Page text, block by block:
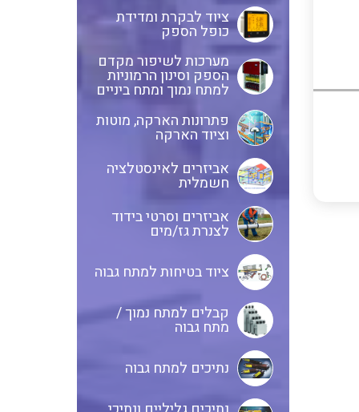
איסוף נתונים על צריכת החשמל
ושידורם באלחוטי
אביזרי סימון וחיווט לחוטים
וכבלים
פסי צבירה 25 עד 6000 אמפר
כלי עבודה
קופסאות ולוחות תחת הטיח
המיועדות ללוחות גבס
אביזרי קצה – אינסטלציה
חשמלית SYSTEM CHORUS
ממסרים גובה נוזל להתקנה על פס
דין
ספקי כח לפס דין חד פאזי / תלת
פאזי בזיווד מתכתי / פלסטי
מ"מ
תיבות לחצנים תעשייתיים
מערכות ממשקים לתקשורת I/O
ציוד לבקרת ומדידת
כופל הספק
מערכות לשיפור מקדם
הספק וסינון הרמוניות
למתח נמוך ומתח ביניים
פתרונות הארקה, מוטות
וציוד הארקה
אביזרים לאינסטלציה
חשמלית
אביזרים וסרטי בידוד
לצנרת גז/מים
ציוד בטיחות למתח גבוה
קבלים למתח נמוך /
מתח גבוה
נתיכים למתח גבוה